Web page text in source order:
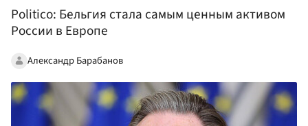
Politico: Бельгия стала самым ценным активом
России в Европе
Александр Барабанов